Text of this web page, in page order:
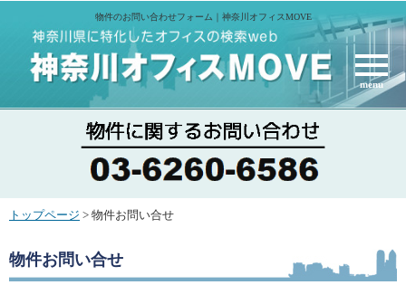
物件のお問い合わせフォーム｜神奈川オフィスMOVE
menu
トップページ > 物件お問い合せ
物件お問い合せ